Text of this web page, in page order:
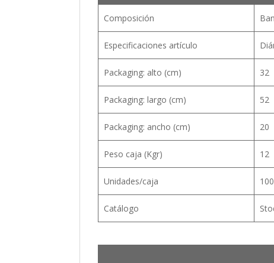
Composición
Especificaciones artículo
Packaging: alto (cm) 32
Packaging: largo (cm) 52
Packaging: ancho (cm) 20
Peso caja (Kgr) 12
Unidades/caja
Catálogo